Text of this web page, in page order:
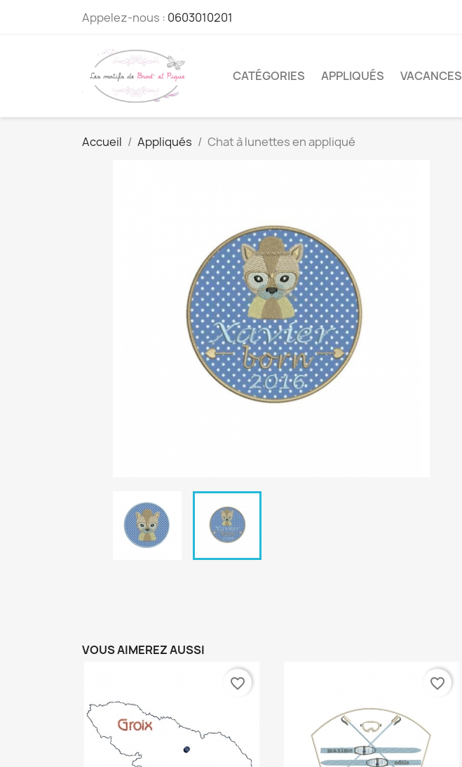
Appelez-nous : 0603010201
CATÉGORIES APPLIQUÉS VACANCES
Accueil Appliqués Chat à lunettes en appliqué
VOUS AIMEREZ AUSSI
favorite_border favorite_border